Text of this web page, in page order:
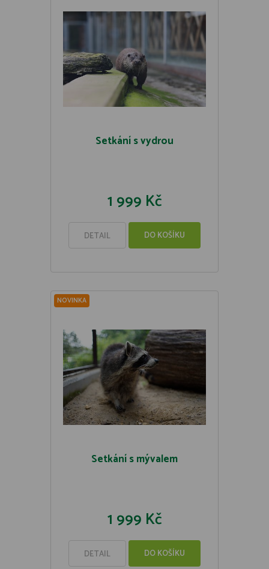
Setkání s vydrou
1 999 Kč
DETAIL DO KOŠÍKU
NOVINKA
Setkání s mývalem
1 999 Kč
DETAIL DO KOŠÍKU